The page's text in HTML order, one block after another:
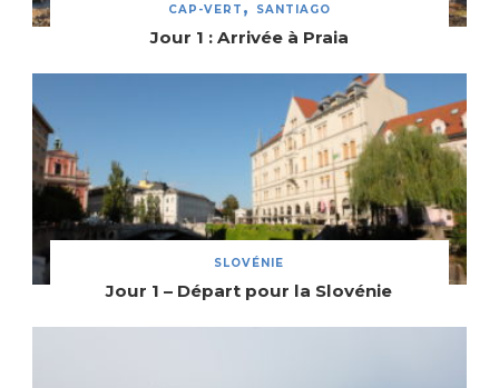
CAP-VERT SANTIAGO
Jour 1 : Arrivée à Praia
SLOVÉNIE
Jour 1 – Départ pour la Slovénie